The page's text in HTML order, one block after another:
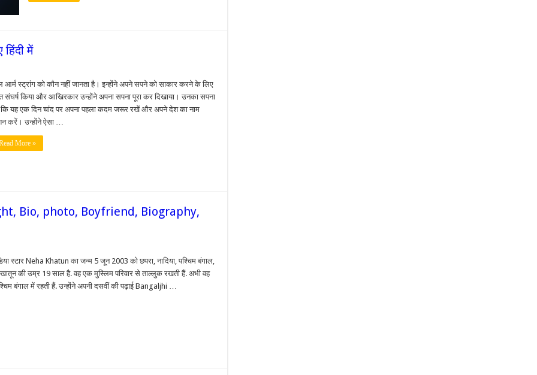
हिंदी में
जानिए
आर्म स्ट्रांग को कौन नहीं जानता है। इन्होंने अपने सपने को साकार करने के लिए
संघर्ष किया और आखिरकार उन्होंने अपना सपना पूरा कर दिखाया। उनका सपना
कि यह एक दिन चांद पर अपना पहला कदम जरूर रखें और अपने देश का नाम
करें। उन्होंने ऐसा …
More »
Bio, photo, Boyfriend, Biography,
Age,
स्टार Neha Khatun का जन्म 5 जून 2003 को छपरा, नादिया, पश्चिम बंगाल,
की उम्र 19 साल है. वह एक मुस्लिम परिवार से ताल्लुक रखती हैं. अभी वह
बंगाल में रहती हैं. उन्होंने अपनी दसवीं की पढ़ाई Bangaljhi …